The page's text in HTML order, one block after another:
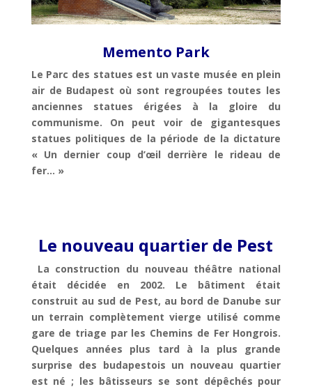
Memento Park
Le Parc des statues est un vaste musée en plein
air de Budapest où sont regroupées toutes les
anciennes statues érigées à la gloire du
communisme. On peut voir de gigantesques
statues politiques de la période de la dictature
« Un dernier coup d’œil derrière le rideau de
fer… »
Le nouveau quartier de Pest
La construction du nouveau théâtre national
était décidée en 2002. Le bâtiment était
construit au sud de Pest, au bord de Danube sur
un terrain complètement vierge utilisé comme
gare de triage par les Chemins de Fer Hongrois.
Quelques années plus tard à la plus grande
surprise des budapestois un nouveau quartier
est né ; les bâtisseurs se sont dépêchés pour